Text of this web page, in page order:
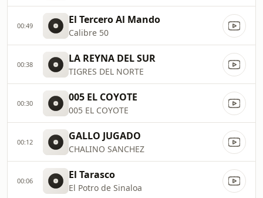
00:49 El Tercero Al Mando
Calibre 50
00:38 LA REYNA DEL SUR
TIGRES DEL NORTE
00:30 005 EL COYOTE
005 EL COYOTE
00:12 GALLO JUGADO
CHALINO SANCHEZ
00:06 El Tarasco
El Potro de Sinaloa